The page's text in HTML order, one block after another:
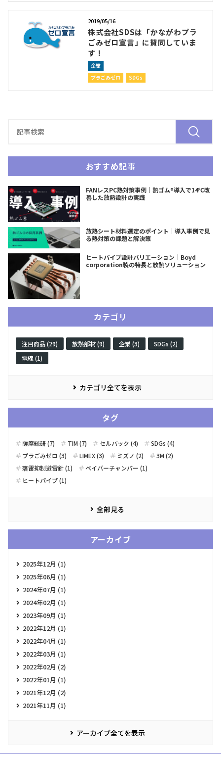
2019/05/16
株式会社SDSは「かながわプラ
ごみゼロ宣言」に賛同していま
す！
企業
プラごみゼロ
SDGs
おすすめ記事
FANレスPC熱対策事例｜熱ゴム®導入で14℃改
善した放熱設計の実践
放熱シート材料選定のポイント｜導入事例で見
る熱対策の課題と解決策
ヒートパイプ設計バリエーション｜Boyd
corporation製の特長と放熱ソリューション
カテゴリ
注目商品 (29) 放熱部材 (9) 企業 (3)
SDGs (2)
電線 (1)
カテゴリ全てを表示
タグ
薩摩総研 (7) TIM (7) セルパック (4)
SDGs (4)
プラごみゼロ (3)
LIMEX (3) ミズノ (2)
3M (2)
落雷抑制避雷針 (1)
ベイパーチャンバー (1)
ヒートパイプ (1)
全部見る
アーカイブ
2025年12月 (1)
2025年06月 (1)
2024年07月 (1)
2024年02月 (1)
2023年09月 (1)
2022年12月 (1)
2022年04月 (1)
2022年03月 (1)
2022年02月 (2)
2022年01月 (1)
2021年12月 (2)
2021年11月 (1)
アーカイブ全てを表示